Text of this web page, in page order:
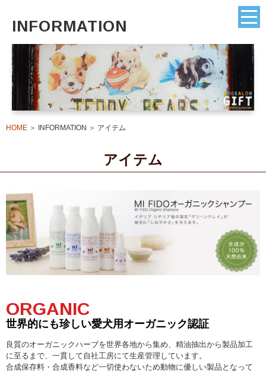
INFORMATION
HOME ＞ INFORMATION ＞ アイテム
アイテム
ORGANIC
世界的にも珍しい愛犬用オーガニック認証
良質のオーガニックハーブを世界各地から集め、精油抽出から製品加工
に至るまで、 一貫して自社工房にて生産管理しています。
合成保存料・合成香料など一切使わないため動物に優しい製品となって